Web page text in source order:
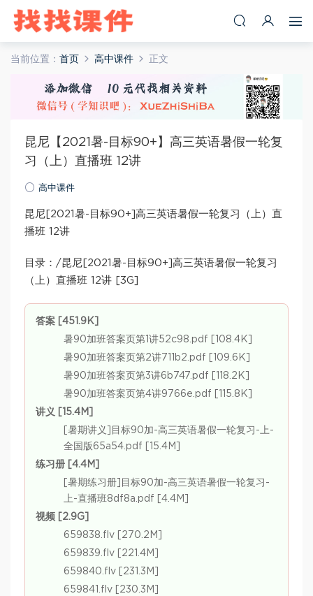
当前位置： 首页 高中课件 正文
昆尼【2021暑-目标90+】高三英语暑假一轮复
习（上）直播班 12讲
高中课件
昆尼[2021暑-目标90+]高三英语暑假一轮复习（上）直
播班 12讲
目录：/昆尼[2021暑-目标90+]高三英语暑假一轮复习
（上）直播班 12讲 [3G]
答案 [451.9K]
暑90加班答案页第1讲52c98.pdf [108.4K]
暑90加班答案页第2讲711b2.pdf [109.6K]
暑90加班答案页第3讲6b747.pdf [118.2K]
暑90加班答案页第4讲9766e.pdf [115.8K]
讲义 [15.4M]
[暑期讲义]目标90加-高三英语暑假一轮复习-上-
全国版65a54.pdf [15.4M]
练习册 [4.4M]
[暑期练习册]目标90加-高三英语暑假一轮复习-
上-直播班8df8a.pdf [4.4M]
视频 [2.9G]
659838.flv [270.2M]
659839.flv [221.4M]
659840.flv [231.3M]
659841.flv [230.3M]